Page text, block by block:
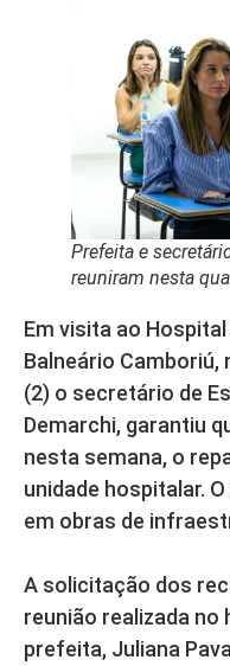
Prefeita e
reuniram nesta
Em visita ao
Balneário
(2) o secretário de
Demarchi, garantiu
nesta semana, o
unidade hospitalar.
em obras de
A solicitação dos
reunião realizada no
prefeita, Juliana